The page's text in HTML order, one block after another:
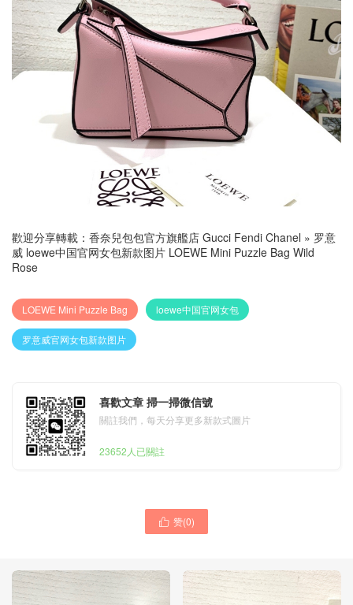
歡迎分享轉載： 香奈兒包包官方旗艦店 Gucci Fendi Chanel » 罗意
威 loewe中国官网女包新款图片 LOEWE Mini Puzzle Bag Wild
Rose
LOEWE Mini Puzzle Bag loewe中国官网女包
罗意威官网女包新款图片
喜歡文章 掃一掃微信號
關註我們，每天分享更多新款式圖片
23652人已關註
 赞(0)